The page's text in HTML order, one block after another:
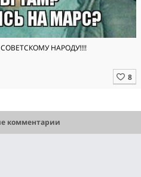
НАРОДУ!!!!
комментарии